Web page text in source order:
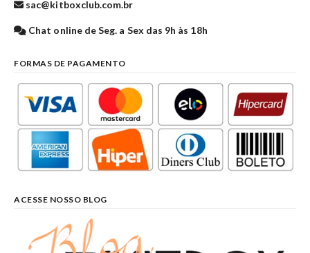
sac@kitboxclub.com.br
Chat online de Seg. a Sex das 9h às 18h
FORMAS DE PAGAMENTO
ACESSE NOSSO BLOG